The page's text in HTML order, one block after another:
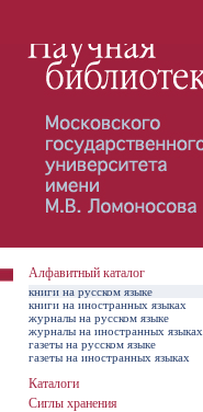
Алфавитный каталог
книги на русском языке
книги на иностранных языках
журналы на русском языке
журналы на иностранных языках
газеты на русском языке
газеты на иностранных языках
Каталоги
Сиглы хранения